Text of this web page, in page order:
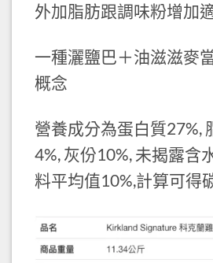
外加脂肪跟調味粉增加
一種灑鹽巴＋油滋滋麥
概念
營養成分為蛋白質27%,
4%, 灰份10%, 未揭露含
料平均值10%,計算可得